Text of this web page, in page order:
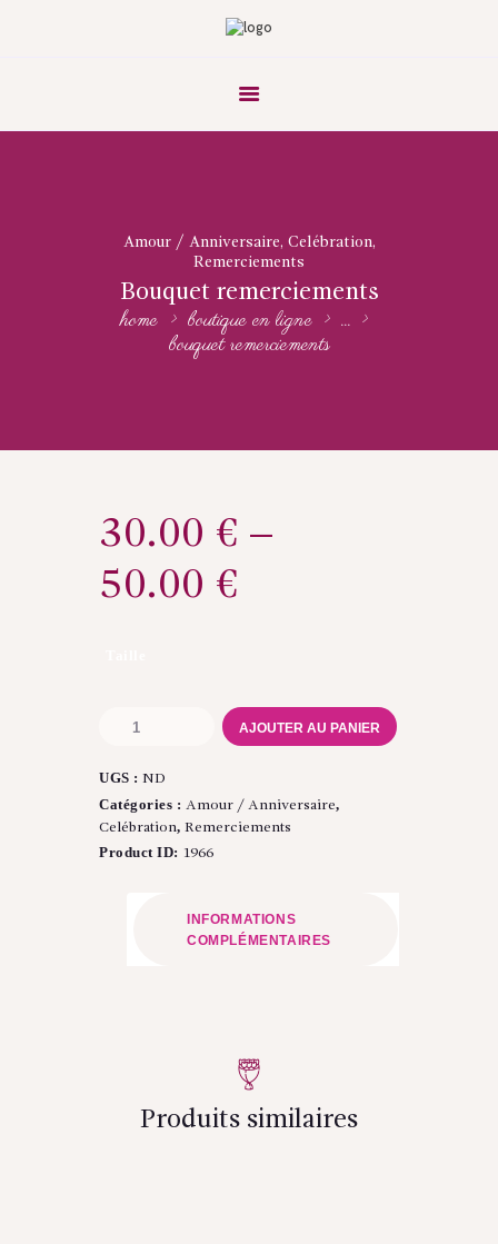
Amour / Anniversaire, Celébration,
Remerciements
Bouquet remerciements
home boutique en ligne
...
bouquet remerciements
30.00 € –
50.00 €
remerciements
AJOUTER AU PANIER
UGS : ND
Catégories : Amour / Anniversaire,
Celébration, Remerciements
Product ID: 1966
INFORMATIONS
COMPLÉMENTAIRES
Produits similaires